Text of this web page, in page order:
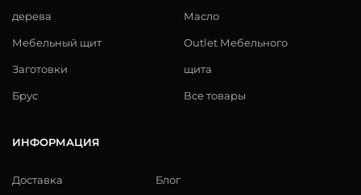
дерева
Мебельный щит
Заготовки
Брус
Масло
Outlet Мебельного
щита
Все товары
ИНФОРМАЦИЯ
Доставка Блог